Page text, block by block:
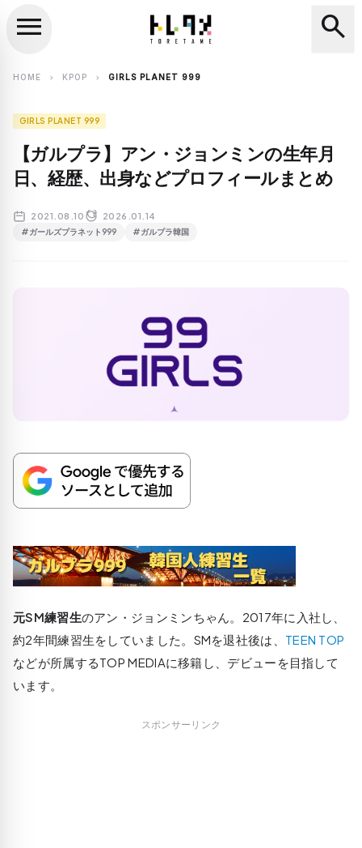
search
menu search
HOME chevron_right KPOP chevron_right GIRLS PLANET 999
GIRLS PLANET 999
【ガルプラ】アン・ジョンミンの生年月
日、経歴、出身などプロフィールまとめ
2021.08.10 2026.01.14
#ガールズプラネット999 #ガルプラ韓国
元SM練習生のアン・ジョンミンちゃん。2017年に入社し、
約2年間練習生をしていました。SMを退社後は、 TEEN TOP
などが所属するTOP MEDIAに移籍し、デビューを目指して
います。
スポンサーリンク